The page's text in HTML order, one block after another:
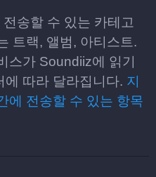
송할 수 있는 카테고
트랙, 앨범, 아티스트.
스가 Soundiiz에 읽기
에 따라 달라집니다. 지
에 전송할 수 있는 항목